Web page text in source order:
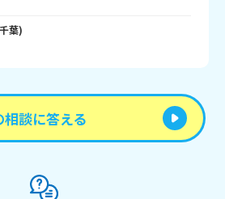
千葉)
相談に答える